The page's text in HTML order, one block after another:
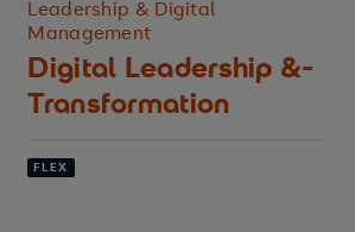
Leadership & Digital
Management
Digital Leadership &­
Transformation
FLEX